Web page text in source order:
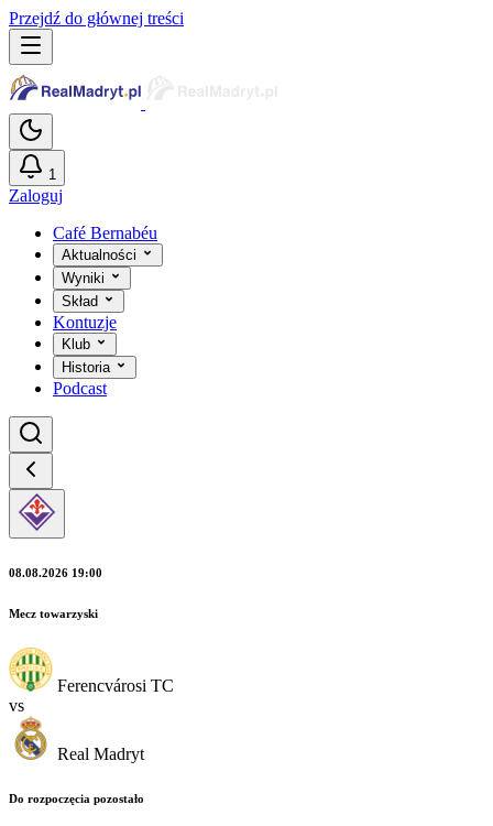
Przejdź do głównej treści
1
Zaloguj
Café Bernabéu
Aktualności
Wyniki
Skład
Kontuzje
Klub
Historia
Podcast
08.08.2026 19:00
Mecz towarzyski
Ferencvárosi TC
vs
Real Madryt
Do rozpoczęcia pozostało